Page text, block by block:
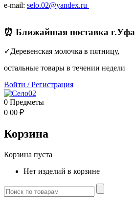
e-mail: selo.02@yandex.ru
⏰ Ближайшая поставка г.Уфа
✓Деревенская молочка в пятницу,
остальные товары в течении недели
Войти /Регистрация
0 Предметы
0 00 ₽
Корзина
Корзина пуста
Нет изделий в корзине